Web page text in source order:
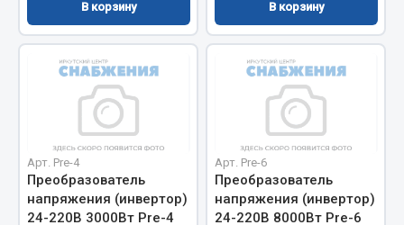
Автомобильная электрика
Автолампы
Блоки реле и предохранителей
Вилки нагрузочные
Выключатели и переключатели клавишные
Выключатели кнопочные
Выключатель массы
В корзину В корзину
Арт. Pre-4
Преобразователь
напряжения (инвертор)
24-220В 3000Вт Pre-4
Арт. Pre-6
Преобразователь
напряжения (инвертор)
24-220В 8000Вт Pre-6